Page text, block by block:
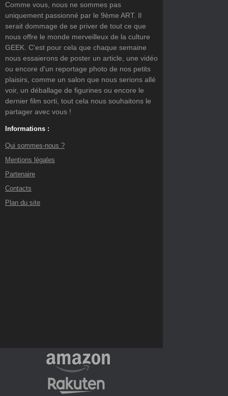
Comme vous, nous ne sommes pas
uniquement passionné par le 9ème ART. Il
serait dommage de se priver de tout ce que
nous offre le monde merveilleux de la culture
GEEK. C'est pour cela que chaque semaine
nous essaierons de poster un article, une vidéo
ou encore d'un reportage photo de nos petits
plaisirs, comme un salon que nous serions allé
voir, un déballage de figurines ou encore le
dernier film sorti, tout cela nous souhaitons le
partager avec vous !
Informations :
Qui sommes-nous ?
Mentions légales
Partenaire
Contacts
Plan du site